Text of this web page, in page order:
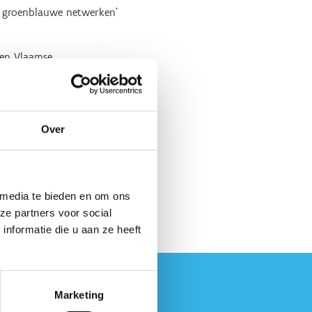
Over
te bieden en om ons
partners voor social
die u aan ze heeft
Marketing
netwerken’
Vlaamse
met de andere
de beleidsaanbevelingen